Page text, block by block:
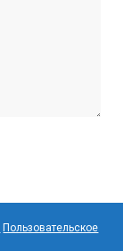
Пользовательское